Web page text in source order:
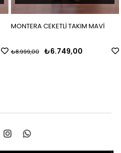
MONTERA CEKETLİ TAKIM MAVİ
₺6.749,00
₺8.999,00